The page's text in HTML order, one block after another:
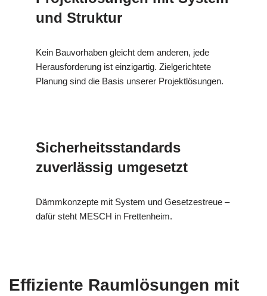
und Struktur
Kein Bauvorhaben gleicht dem anderen, jede
Herausforderung ist einzigartig. Zielgerichtete
Planung sind die Basis unserer Projektlösungen.
Sicherheitsstandards
zuverlässig umgesetzt
Dämmkonzepte mit System und Gesetzestreue –
dafür steht MESCH in Frettenheim.
Effiziente Raumlösungen mit